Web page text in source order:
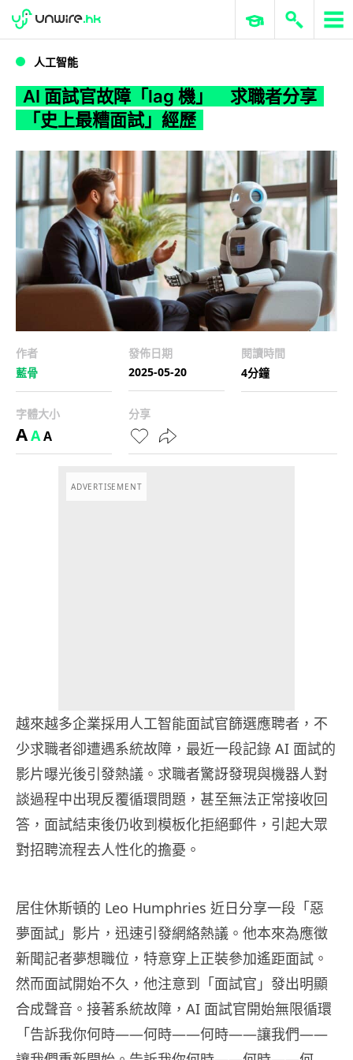
WWDC 2026 ERP 與商業 AI
人工智能
AI 面試官故障「lag 機」 求職者分享
「史上最糟面試」經歷
作者
藍骨
發佈日期
2025-05-20
閱讀時間
4分鐘
字體大小
AAA
分享
ADVERTISEMENT
越來越多企業採用人工智能面試官篩選應聘者，不
少求職者卻遭遇系統故障，最近一段記錄 AI 面試的
影片曝光後引發熱議。求職者驚訝發現與機器人對
談過程中出現反覆循環問題，甚至無法正常接收回
答，面試結束後仍收到模板化拒絕郵件，引起大眾
對招聘流程去人性化的擔憂。
居住休斯頓的 Leo Humphries 近日分享一段「惡
夢面試」影片，迅速引發網絡熱議。他本來為應徵
新聞記者夢想職位，特意穿上正裝參加遙距面試。
然而面試開始不久，他注意到「面試官」發出明顯
合成聲音。接著系統故障，AI 面試官開始無限循環
「告訴我你何時——何時——何時——讓我們——